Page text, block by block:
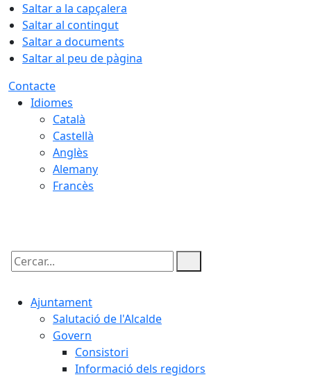
Saltar a la capçalera
Saltar al contingut
Saltar a documents
Saltar al peu de pàgina
Contacte
Idiomes
Català
Castellà
Anglès
Alemany
Francès
Cercar:
Ajuntament
Salutació de l'Alcalde
Govern
Consistori
Informació dels regidors